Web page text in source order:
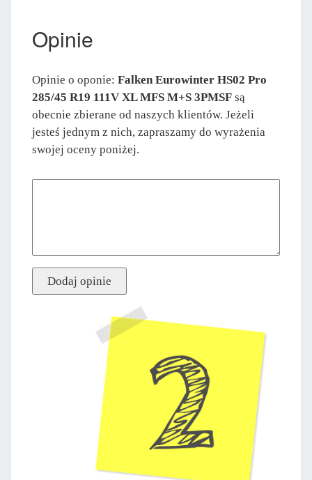
Opinie
Opinie o oponie: Falken Eurowinter HS02 Pro
285/45 R19 111V XL MFS M+S 3PMSF są
obecnie zbierane od naszych klientów. Jeżeli
jesteś jednym z nich, zapraszamy do wyrażenia
swojej oceny poniżej.